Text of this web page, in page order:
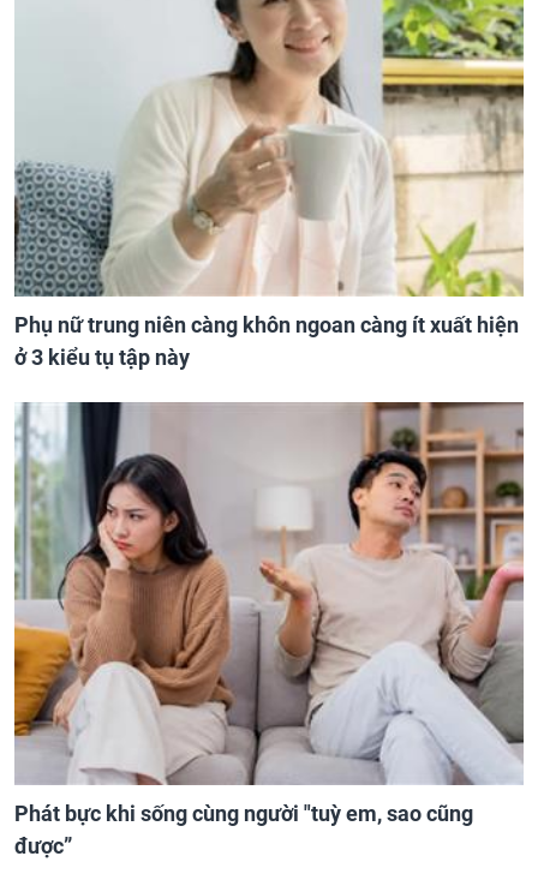
Phụ nữ trung niên càng khôn ngoan càng ít xuất hiện
ở 3 kiểu tụ tập này
Phát bực khi sống cùng người "tuỳ em, sao cũng
được”